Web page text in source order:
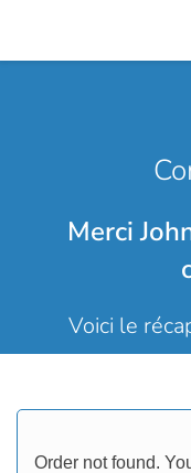
Merci
Voici le
Order not found.